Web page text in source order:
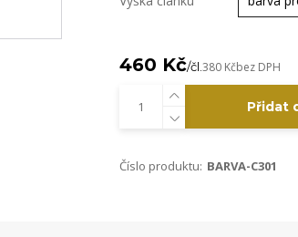
460 Kč/čl. 380 Kčbez DPH
Přidat
Číslo produktu: BARVA-C301